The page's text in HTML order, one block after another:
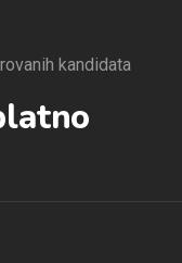
kandidata